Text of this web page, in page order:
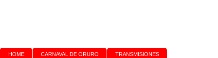
HOME CARNAVAL DE ORURO TRANSMISIONES